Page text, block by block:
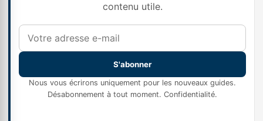
contenu utile.
S'abonner
Nous vous écrirons uniquement pour les nouveaux guides.
Désabonnement à tout moment. Confidentialité.